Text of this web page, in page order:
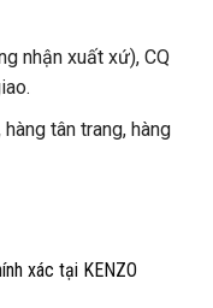
nhận xuất xứ), CQ
tân trang, hàng
xác tại KENZO